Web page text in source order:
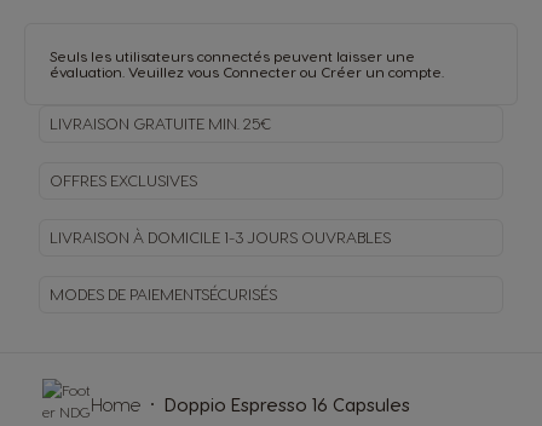
Seuls les utilisateurs connectés peuvent laisser une
évaluation. Veuillez vous Connecter ou Créer un compte
LIVRAISON GRATUITE MIN. 25€
OFFRES EXCLUSIVES
LIVRAISON À DOMICILE 1-3 JOURS OUVRABLES
MODES DE PAIEMENTSÉCURISÉS
Home Doppio Espresso 16 Capsules